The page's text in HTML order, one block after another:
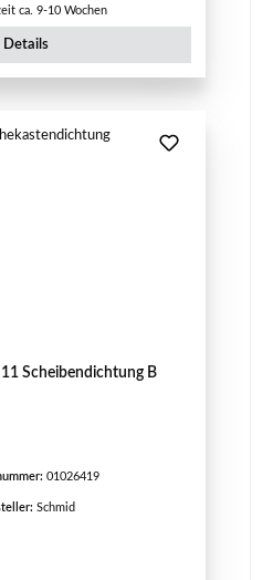
ca. 9-10 Wochen
Details
Scheibendichtung B
01026419
Schmid